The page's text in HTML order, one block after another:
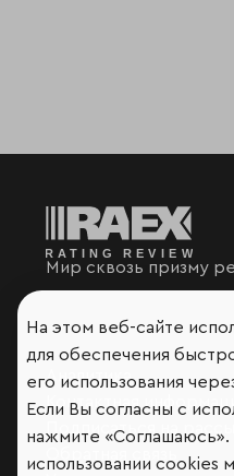
Мир сквозь призму
Аналитика
Контактная
Подписаться на
На этом веб-сайте
для обеспечения
его использования
Если Вы согласны с
нажмите
использовании cookies